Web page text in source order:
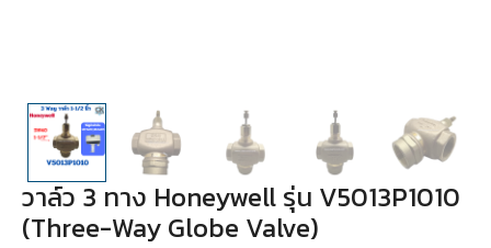
วาล์ว 3 ทาง Honeywell รุ่น V5013P1010
(Three-Way Globe Valve)